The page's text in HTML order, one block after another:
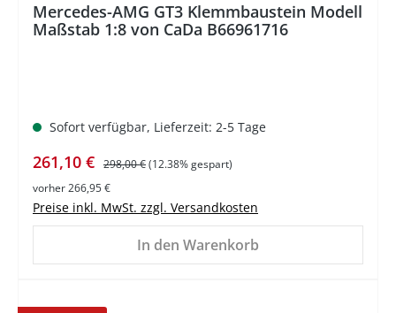
Mercedes-AMG GT3 Klemmbaustein Modell
Maßstab 1:8 von CaDa B66961716
Sofort verfügbar, Lieferzeit: 2-5 Tage
Verkaufspreis:
261,10 € Regulärer Preis:
298,00 €(12.38% gespart)
vorher 266,95 €
Preise inkl. MwSt. zzgl. Versandkosten
In den Warenkorb